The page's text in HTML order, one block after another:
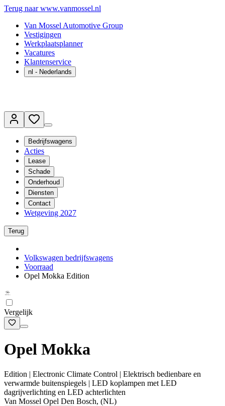
Terug naar www.vanmossel.nl
Van Mossel Automotive Group
Vestigingen
Werkplaatsplanner
Vacatures
Klantenservice
nl - Nederlands
Bedrijfswagens
Acties
Lease
Schade
Onderhoud
Diensten
Contact
Wetgeving 2027
Terug
Volkswagen bedrijfswagens
Voorraad
Opel Mokka Edition
Vergelijk
Opel Mokka
Edition | Electronic Climate Control | Elektrisch bedienbare en
verwarmde buitenspiegels | LED koplampen met LED
dagrijverlichting en LED achterlichten
Van Mossel Opel Den Bosch, (NL)